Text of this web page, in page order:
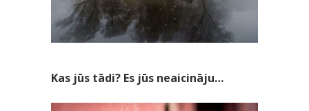
Kas jūs tādi? Es jūs neaicināju…